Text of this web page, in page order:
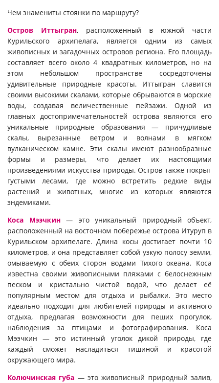
Чем знамениты стоянки по маршруту?
Остров Иттыгран, расположенный в южной части
Курильского архипелага, является одним из самых
живописных и загадочных островов региона. Его площадь
составляет всего около 4 квадратных километров, но на
этом небольшом пространстве сосредоточены
удивительные природные красоты. Иттыгран славится
своими высокими скалами, которые обрываются в морские
воды, создавая величественные пейзажи. Одной из
главных достопримечательностей острова являются его
уникальные природные образования — причудливые
скалы, вырезанные ветром и волнами в мягком
вулканическом камне. Эти скалы имеют разнообразные
формы и размеры, что делает их настоящими
произведениями искусства природы. Остров также покрыт
густыми лесами, где можно встретить редкие виды
растений и животных, многие из которых являются
эндемиками.
Коса Мээчкин— это уникальный природный объект,
расположенный на восточном побережье острова Итуруп в
Курильском архипелаге. Длина косы достигает почти 10
километров, и она представляет собой узкую полосу земли,
омываемую с обеих сторон водами Тихого океана. Коса
известна своими живописными пляжами с белоснежным
песком и кристально чистой водой, что делает её
популярным местом для отдыха и рыбалки. Это место
идеально подходит для любителей природы и активного
отдыха, предлагая возможности для пеших прогулок,
наблюдения за птицами и фотографирования. Коса
Мээчкин — это истинный уголок дикой природы, где
каждый сможет насладиться тишиной и красотой
окружающего мира.
Колючинская губа — это живописный природный залив,